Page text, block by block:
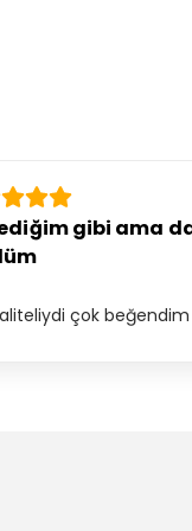
gibi ama
çok beğendim